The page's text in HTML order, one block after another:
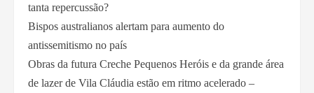
tanta repercussão?
Bispos australianos alertam para aumento do
antissemitismo no país
Obras da futura Creche Pequenos Heróis e da grande área
de lazer de Vila Cláudia estão em ritmo acelerado –